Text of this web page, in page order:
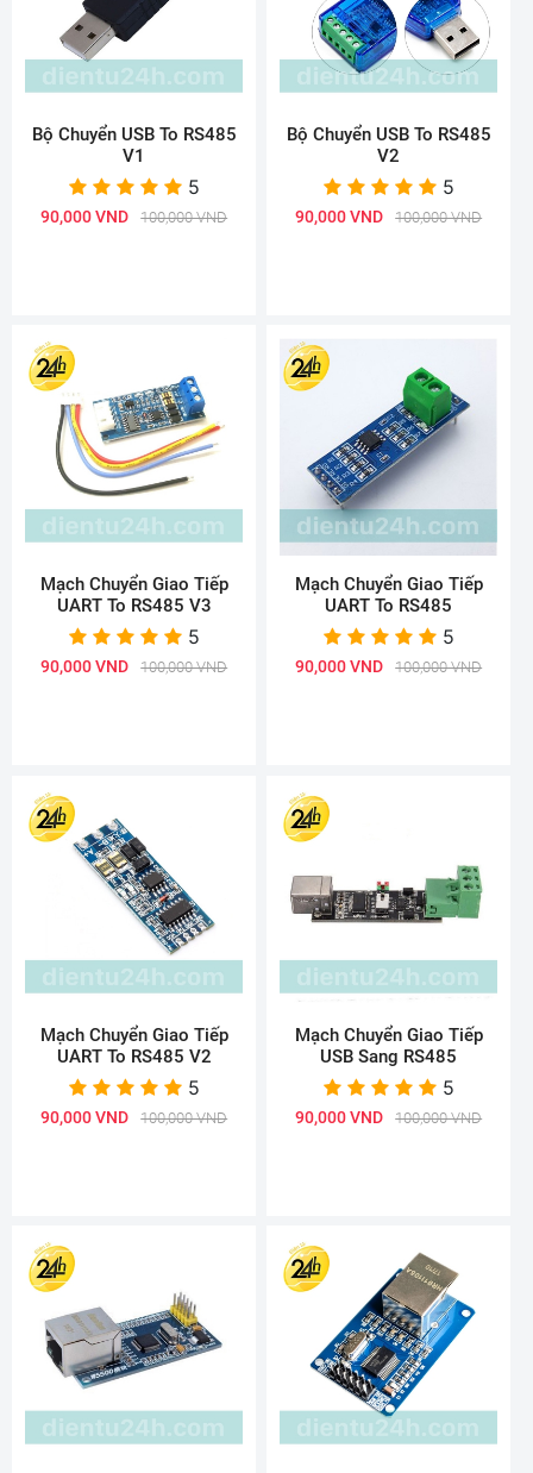
Bộ Chuyển USB To RS485
V1
5
90,000 VND 100,000 VND
Bộ Chuyển USB To RS485
V2
5
90,000 VND 100,000 VND
Mạch Chuyển Giao Tiếp
UART To RS485 V3
5
90,000 VND 100,000 VND
Mạch Chuyển Giao Tiếp
UART To RS485
5
90,000 VND 100,000 VND
Mạch Chuyển Giao Tiếp
UART To RS485 V2
5
90,000 VND 100,000 VND
Mạch Chuyển Giao Tiếp
USB Sang RS485
5
90,000 VND 100,000 VND